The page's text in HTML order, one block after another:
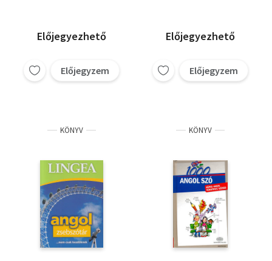
Előjegyezhető
Előjegyzem
Előjegyezhető
Előjegyzem
KÖNYV KÖNYV